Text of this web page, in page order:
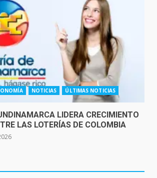
NOTICIAS ÚLTIMAS NOTICIAS
LIDERA CRECIMIENTO
LAS LOTERÍAS DE COLOMBIA